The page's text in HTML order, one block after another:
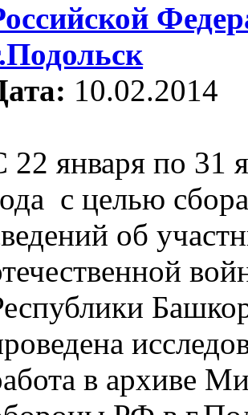
10.02.2014
22 января по 31
с целью
об
в архиве